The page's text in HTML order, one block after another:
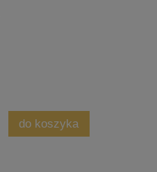
do koszyka